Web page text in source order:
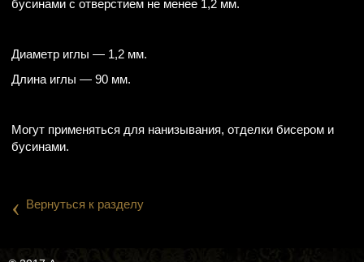
бусинами с отверстием не менее 1,2 мм.
Диаметр иглы — 1,2 мм.
Длина иглы — 90 мм.
Могут применяться для нанизывания, отделки бисером и
бусинами.
‹ Вернуться к разделу